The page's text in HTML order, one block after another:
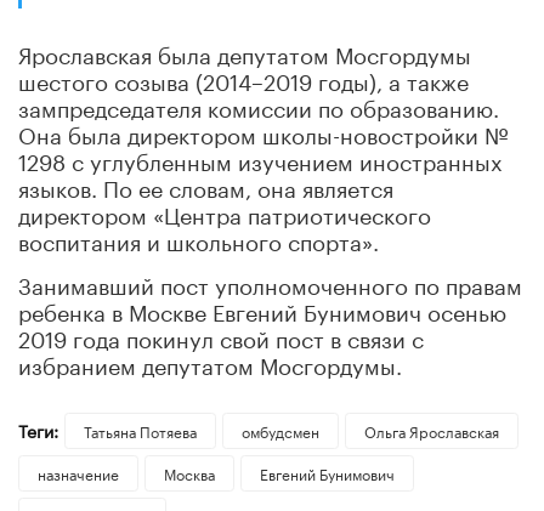
Ярославская была депутатом Мосгордумы
шестого созыва (2014–2019 годы), а также
зампредседателя комиссии по образованию.
Она была директором школы-новостройки №
1298 с углубленным изучением иностранных
языков. По ее словам, она является
директором «Центра патриотического
воспитания и школьного спорта».
Занимавший пост уполномоченного по правам
ребенка в Москве Евгений Бунимович осенью
2019 года покинул свой пост в связи с
избранием депутатом Мосгордумы.
Теги: Татьяна Потяева омбудсмен
Ольга Ярославская
назначение
Москва
Евгений Бунимович